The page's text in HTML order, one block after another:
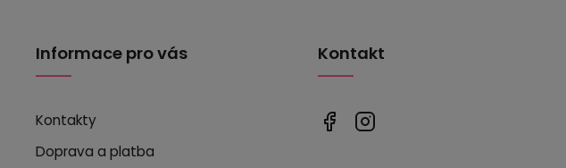
Informace pro vás
Kontakty
Doprava a platba
Kontakt